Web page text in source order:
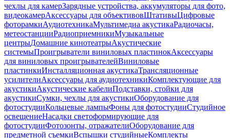
чехлы для камерЗарядные устройства, аккумуляторы для фото,
видеокамерАксессуары для объективовШтативыЦифровые
фоторамкиАудиотехникаМультимедиа акустикаРадиочасы,
метеостанцииРадиоприемникиМузыкальные
центрыДомашние кинотеатрыАкустические
системыПроигрыватели виниловых пластинокАксессуары
для виниловых проигрывателейВиниловые
пластинкиИнсталляционная акустикаТрансляционные
усилителиАксессуары для аудиотехникиКомплектующие для
акустикиАкустические кабелиПодставки, стойки для
акустикиСумки, чехлы для акустикиОборудование для
фотостудииКольцевые лампыФоны для фотостудииСтудийное
освещениеНасадки светоформирующие для
фотостудииФотозонты, отражателиОборудование для
предметной съемкиВспышки студийныеКомплекты